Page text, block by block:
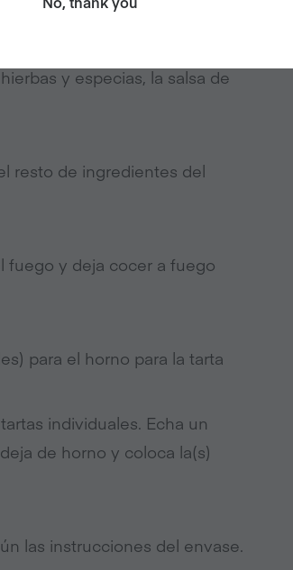
de aceite.
y especias, la salsa de
resto de ingredientes del
fuego y deja cocer a fuego
para el horno para la tarta
individuales. Echa un
de horno y coloca la(s)
las instrucciones del envase.